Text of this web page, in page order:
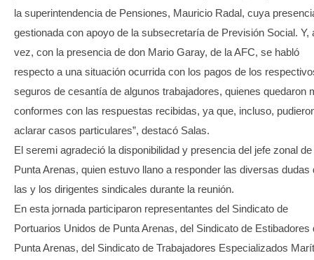
la superintendencia de Pensiones, Mauricio Radal, cuya
gestionada con apoyo de la subsecretaría de Previsión Social. Y,
vez, con la presencia de don Mario Garay, de la AFC, se habló
respecto a una situación ocurrida con los pagos de los
seguros de cesantía de algunos trabajadores, quienes quedaron
conformes con las respuestas recibidas, ya que, incluso,
aclarar casos particulares”, destacó Salas.
El seremi agradeció la disponibilidad y presencia del jefe zonal
Punta Arenas, quien estuvo llano a responder las diversas dudas
las y los dirigentes sindicales durante la reunión.
En esta jornada participaron representantes del Sindicato de
Portuarios Unidos de Punta Arenas, del Sindicato de Estibadores
Punta Arenas, del Sindicato de Trabajadores Especializados